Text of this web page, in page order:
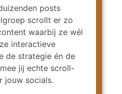
posts
scrollt er zo
waarbij ze wél
interactieve
de strategie én de
jij echte scroll-
jouw socials.